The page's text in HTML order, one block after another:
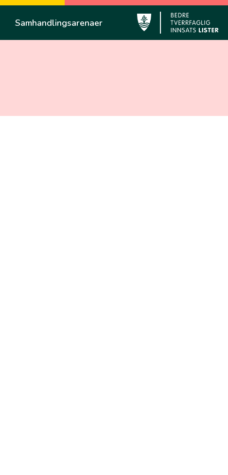
Samhandlingsarenaer
Lyngdal